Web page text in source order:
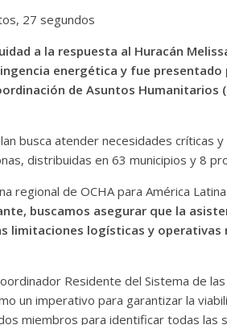
27 segundos
a la respuesta al Huracán
energética y fue presentado
de Asuntos Humanitarios
busca atender necesidades críticas
distribuidas en 63 municipios y 8
regional de OCHA para América
buscamos asegurar que la
limitaciones logísticas y
Residente del Sistema de
un imperativo para garantizar la
miembros para identificar todas las